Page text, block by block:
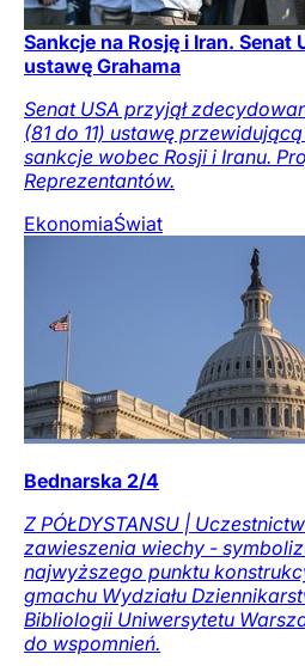
Sankcje na Rosję i Iran. Senat
ustawę Grahama
Senat USA przyjął
(81 do 11) ustawę
sankcje wobec Rosji i Iranu.
Reprezentantów.
EkonomiaŚwiat
Bednarska 2/4
Z PÓŁDYSTANSU |
zawieszenia wiechy -
najwyższego punktu
gmachu Wydziału
Bibliologii Uniwersytetu
do wspomnień.